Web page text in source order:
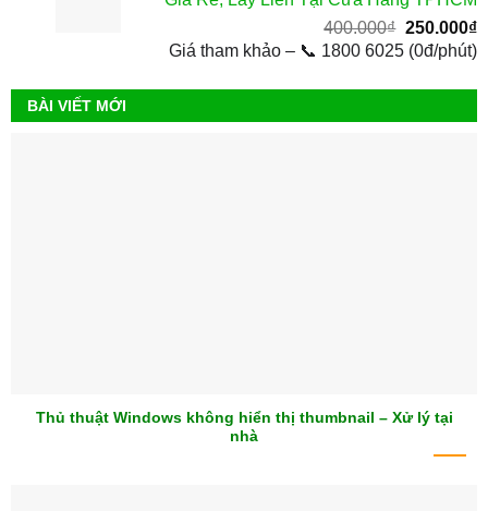
400.000₫ Giá
gốc
400.000₫.
250.000₫
Giá tham khảo – 📞 1800 6025 (0đ/phút)
BÀI VIẾT MỚI
Thủ thuật Windows không hiển thị thumbnail – Xử lý tại
nhà